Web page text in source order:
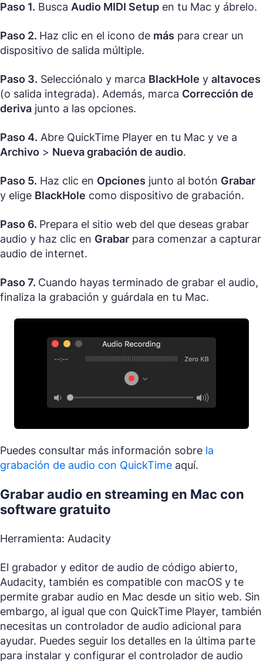
Paso 1. Busca Audio MIDI Setup en tu Mac y ábrelo.
Paso 2. Haz clic en el icono de más para crear un
dispositivo de salida múltiple.
Paso 3. Selecciónalo y marca BlackHole y altavoces
(o salida integrada). Además, marca Corrección de
deriva junto a las opciones.
Paso 4. Abre QuickTime Player en tu Mac y ve a
Archivo > Nueva grabación de audio.
Paso 5. Haz clic en Opciones junto al botón Grabar
y elige BlackHole como dispositivo de grabación.
Paso 6. Prepara el sitio web del que deseas grabar
audio y haz clic en Grabar para comenzar a capturar
audio de internet.
Paso 7. Cuando hayas terminado de grabar el audio,
finaliza la grabación y guárdala en tu Mac.
Puedes consultar más información sobre la
grabación de audio con QuickTime aquí.
Grabar audio en streaming en Mac con
software gratuito
Herramienta: Audacity
El grabador y editor de audio de código abierto,
Audacity, también es compatible con macOS y te
permite grabar audio en Mac desde un sitio web. Sin
embargo, al igual que con QuickTime Player, también
necesitas un controlador de audio adicional para
ayudar. Puedes seguir los detalles en la última parte
para instalar y configurar el controlador de audio